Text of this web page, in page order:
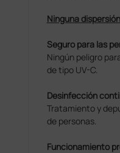
Ninguna
Seguro para las
Ningún peligro
de tipo UV-C.
Desinfección
Tratamiento y
de personas.
Funcionamiento